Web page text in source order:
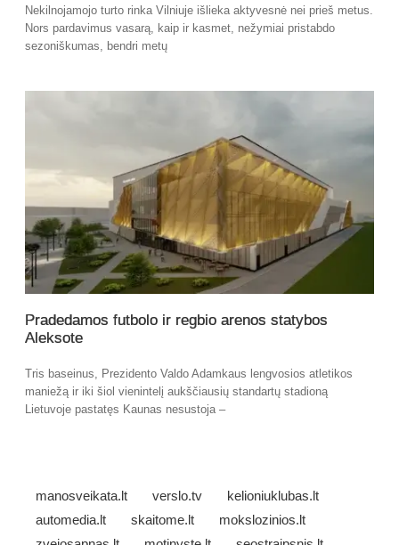
Nekilnojamojo turto rinka Vilniuje išlieka aktyvesnė nei prieš metus.
Nors pardavimus vasarą, kaip ir kasmet, nežymiai pristabdo
sezoniškumas, bendri metų
Pradedamos futbolo ir regbio arenos statybos
Aleksote
Tris baseinus, Prezidento Valdo Adamkaus lengvosios atletikos
maniežą ir iki šiol vienintelį aukščiausių standartų stadioną
Lietuvoje pastatęs Kaunas nesustoja –
manosveikata.lt verslo.tv
kelioniuklubas.lt
automedia.lt
skaitome.lt
mokslozinios.lt